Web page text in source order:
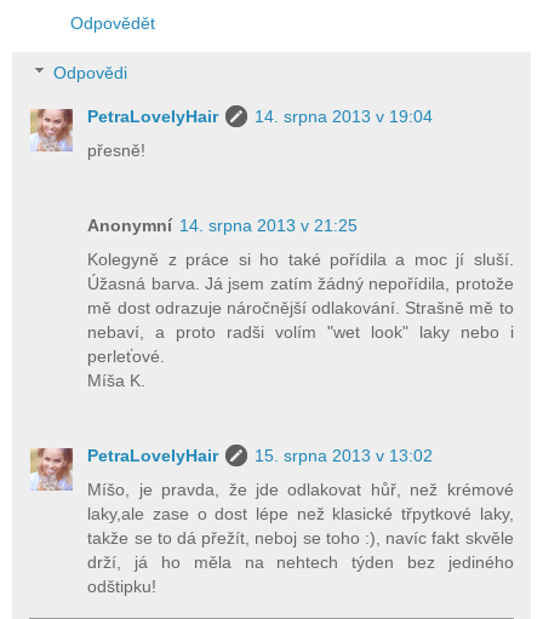
Odpovědět
Odpovědi
PetraLovelyHair
14. srpna 2013 v 19:04
přesně!
Anonymní 14. srpna 2013 v 21:25
Kolegyně z práce si ho také pořídila a moc jí sluší.
Úžasná barva. Já jsem zatím žádný nepořídila, protože
mě dost odrazuje náročnější odlakování. Strašně mě to
nebaví, a proto radši volím "wet look" laky nebo i
perleťové.
Míša K.
PetraLovelyHair
15. srpna 2013 v 13:02
Míšo, je pravda, že jde odlakovat hůř, než krémové
laky,ale zase o dost lépe než klasické třpytkové laky,
takže se to dá přežít, neboj se toho :), navíc fakt skvěle
drží, já ho měla na nehtech týden bez jediného
odštipku!